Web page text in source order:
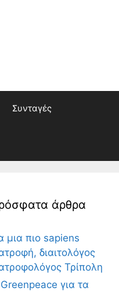
Συνταγές
άρθρα
μια πιο sapiens
διαιτολόγος
Τρίπολη
για τα